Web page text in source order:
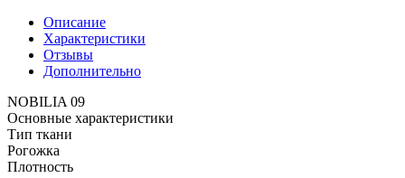
Описание
Характеристики
Отзывы
Дополнительно
NOBILIA 09
Основные характеристики
Тип ткани
Рогожка
Плотность